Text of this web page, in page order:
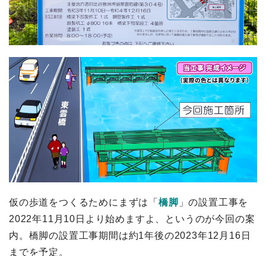
仮の歩道をつくるためにまずは「 橋脚 」の設置工事を
2022年11月10日より始めますよ、というのが今回の案
内。橋脚の設置工事期間は約1年後の2023年12月16日
までを予定。